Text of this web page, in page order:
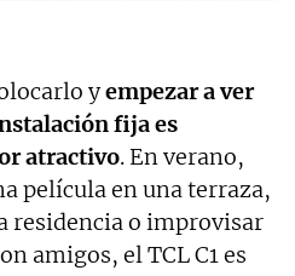
yempezar a ver
fija es
atractivo. En verano,
película en una terraza,
residencia o improvisar
amigos, el TCL C1 es